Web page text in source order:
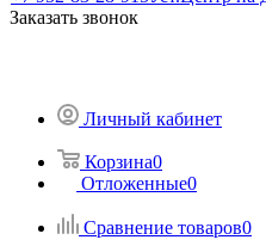
Заказать звонок
Личный кабинет
Корзина0
Отложенные0
Сравнение товаров0